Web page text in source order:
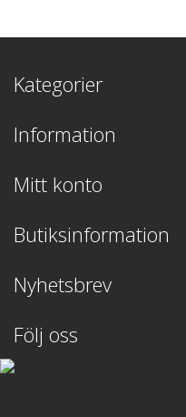
Kategorier
Information
Mitt konto
Butiksinformation
Nyhetsbrev
Följ oss